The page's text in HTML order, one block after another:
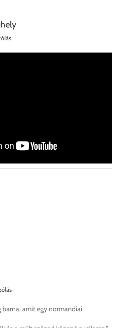
amit egy normandiai